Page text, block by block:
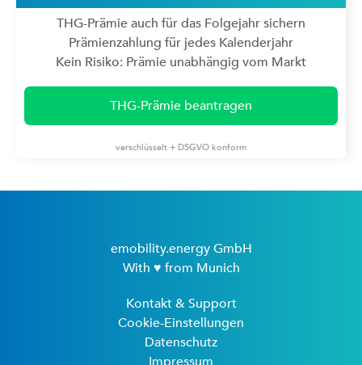
THG-Prämie auch für das Folgejahr sichern
Prämienzahlung für jedes Kalenderjahr
Kein Risiko: Prämie unabhängig vom Markt
THG-Prämie beantragen
verschlüsselt + DSGVO konform
emobility.energy GmbH
With ♥ from Munich
Kontakt & Support
Cookie-Einstellungen
Datenschutz